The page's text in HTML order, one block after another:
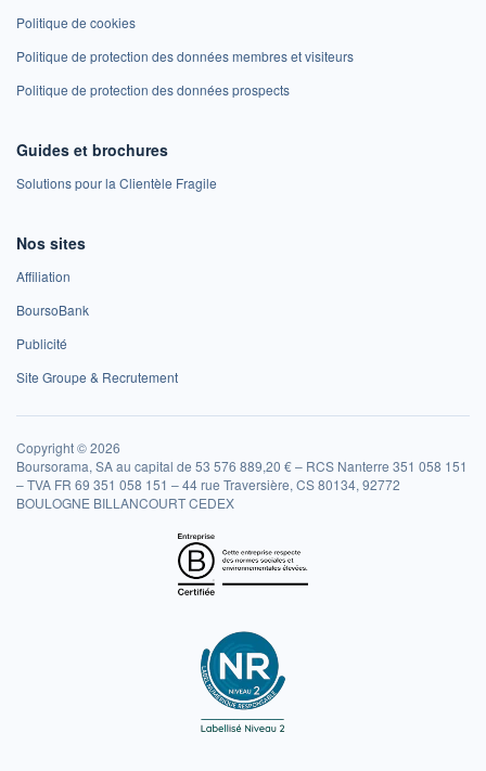
Politique de cookies
Politique de protection des données membres et visiteurs
Politique de protection des données prospects
Guides et brochures
Solutions pour la Clientèle Fragile
Nos sites
Affiliation
BoursoBank
Publicité
Site Groupe & Recrutement
Copyright © 2026
Boursorama, SA au capital de 53 576 889,20 € – RCS Nanterre 351 058 151
– TVA FR 69 351 058 151 – 44 rue Traversière, CS 80134, 92772
BOULOGNE BILLANCOURT CEDEX